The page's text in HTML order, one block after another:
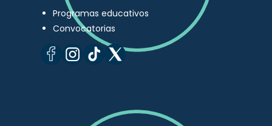
Programas educativos
Convocatorias